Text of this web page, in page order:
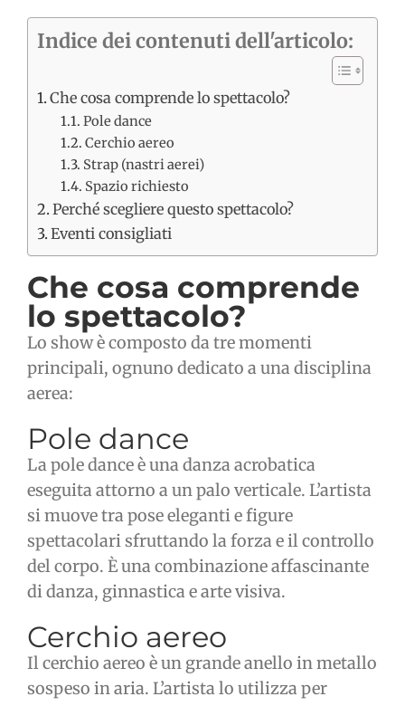
Indice dei contenuti dell'articolo:
Che cosa comprende lo spettacolo?
Pole dance
Cerchio aereo
Strap (nastri aerei)
Spazio richiesto
Perché scegliere questo spettacolo?
Eventi consigliati
Che cosa comprende
lo spettacolo?
Lo show è composto da tre momenti
principali, ognuno dedicato a una disciplina
aerea:
Pole dance
La pole dance è una danza acrobatica
eseguita attorno a un palo verticale. L’artista
si muove tra pose eleganti e figure
spettacolari sfruttando la forza e il controllo
del corpo. È una combinazione affascinante
di danza, ginnastica e arte visiva.
Cerchio aereo
Il cerchio aereo è un grande anello in metallo
sospeso in aria. L’artista lo utilizza per